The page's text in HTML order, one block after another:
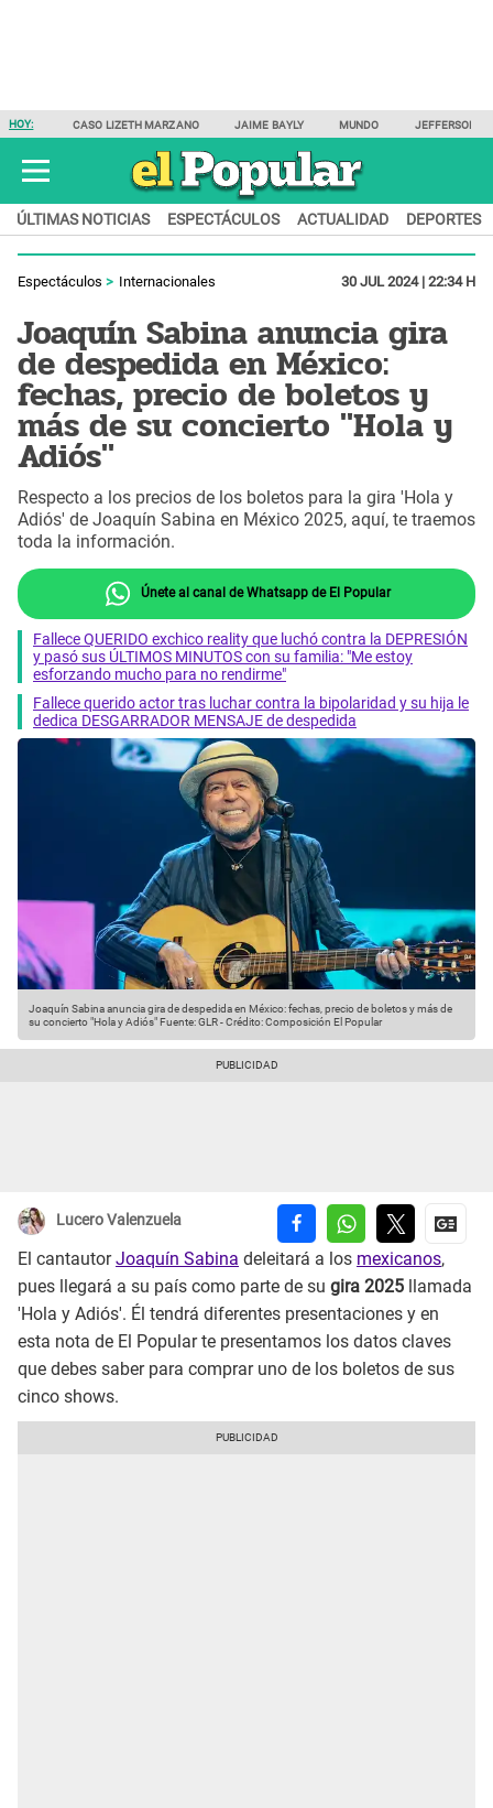
HOY: CASO LIZETH MARZANO JAIME BAYLY MUNDO JEFFERSON
ÚLTIMAS NOTICIAS ESPECTÁCULOS ACTUALIDAD DEPORTES
Espectáculos Internacionales 30 JUL 2024 | 22:34 H
Joaquín Sabina anuncia gira
de despedida en México:
fechas, precio de boletos y
más de su concierto "Hola y
Adiós"
Respecto a los precios de los boletos para la gira 'Hola y
Adiós' de Joaquín Sabina en México 2025, aquí, te traemos
toda la información.
Únete al canal de Whatsapp de El Popular
Fallece QUERIDO exchico reality que luchó contra la DEPRESIÓN
y pasó sus ÚLTIMOS MINUTOS con su familia: "Me estoy
esforzando mucho para no rendirme"
Fallece querido actor tras luchar contra la bipolaridad y su hija le
dedica DESGARRADOR MENSAJE de despedida
Joaquín Sabina anuncia gira de despedida en México: fechas, precio de boletos y más de
su concierto "Hola y Adiós"Fuente: GLR-Crédito: Composición El Popular
Lucero Valenzuela
El cantautorJoaquín Sabina deleitará a los mexicanos,
pues llegará a su país como parte de su gira 2025 llamada
'Hola y Adiós'. Él tendrá diferentes presentaciones y en
esta nota de El Popular te presentamos los datos claves
que debes saber para comprar uno de los boletos de sus
cinco shows.